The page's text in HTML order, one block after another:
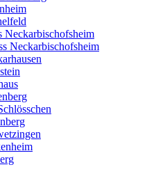
Neckarbischofsheim
Neckarbischofsheim